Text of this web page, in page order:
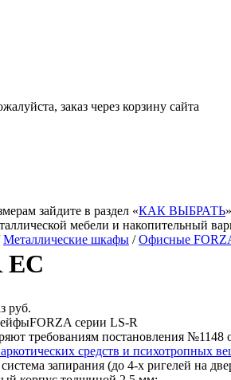
заказ через корзину сайта
зайдите в раздел «КАК ВЫБРАТЬ
мебели и накопительный
Металлические шкафы /Офисные
EC
руб.
серии LS-R
требованиям постановления №1148
средств и психотропных
запирания (до 4-х ригелей на